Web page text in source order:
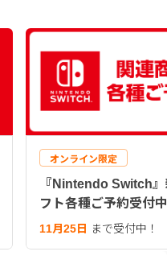
オンライン限定
『Nintendo Switch
フト各種ご予約受付
11月25日 まで受付中！